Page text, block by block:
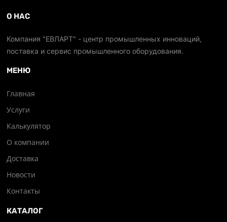
О НАС
Компания "ЕВЛАРТ" - центр промышленных инноваций,
поставка и сервис промышленного оборудования.
МЕНЮ
Главная
Услуги
Калькулятор
О компании
Доставка
Новости
Контакты
КАТАЛОГ